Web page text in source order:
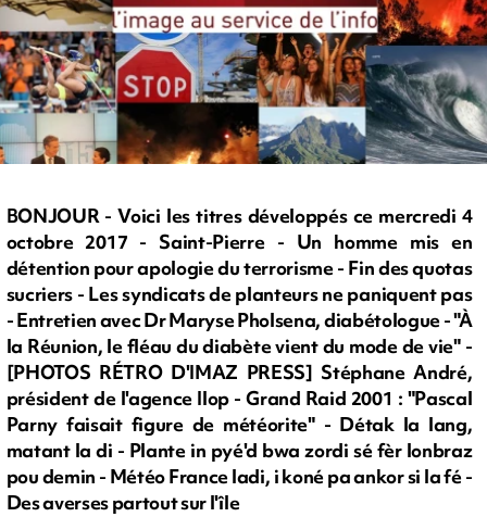
BONJOUR - Voici les titres développés ce mercredi 4
octobre 2017 - Saint-Pierre - Un homme mis en
détention pour apologie du terrorisme - Fin des quotas
sucriers - Les syndicats de planteurs ne paniquent pas
- Entretien avec Dr Maryse Pholsena, diabétologue - "À
la Réunion, le fléau du diabète vient du mode de vie" -
[PHOTOS RÉTRO D'IMAZ PRESS] Stéphane André,
président de l'agence Ilop - Grand Raid 2001 : "Pascal
Parny faisait figure de météorite" - Détak la lang,
matant la di - Plante in pyé'd bwa zordi sé fèr lonbraz
pou demin - Météo France ladi, i koné pa ankor si la fé -
Des averses partout sur l'île